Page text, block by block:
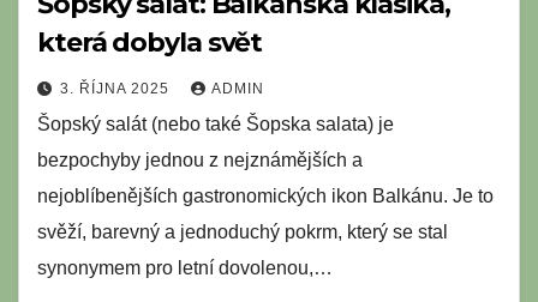
která dobyla svět
3. ŘÍJNA 2025 ADMIN
Šopský salát (nebo také Šopska salata) je
bezpochyby jednou z nejznámějších a
nejoblíbenějších gastronomických ikon Balkánu. Je to
svěží, barevný a jednoduchý pokrm, který se stal
synonymem pro letní dovolenou,…